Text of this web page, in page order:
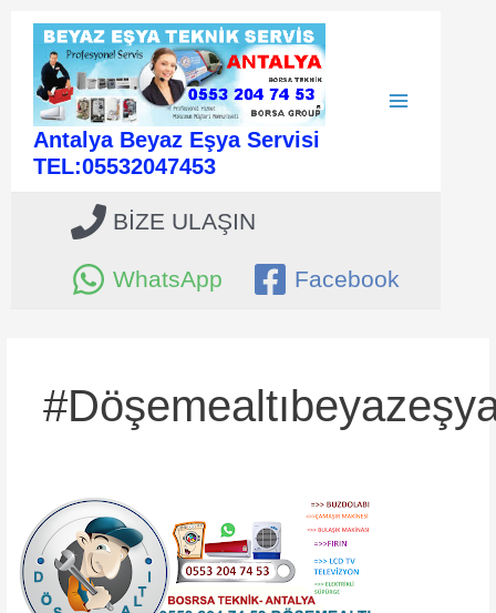
Antalya Beyaz Eşya Servisi
TEL:05532047453
BİZE ULAŞIN
WhatsApp Facebook